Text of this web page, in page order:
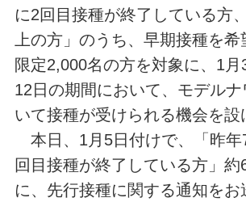
に2回目接種が終了している方
上の方」のうち、早期接種を希
限定2,000名の方を対象に、1月
12日の期間において、モデルナ
いて接種が受けられる機会を設
本日、1月5日付けで、「昨年
回目接種が終了している方」約
に、先行接種に関する通知をお